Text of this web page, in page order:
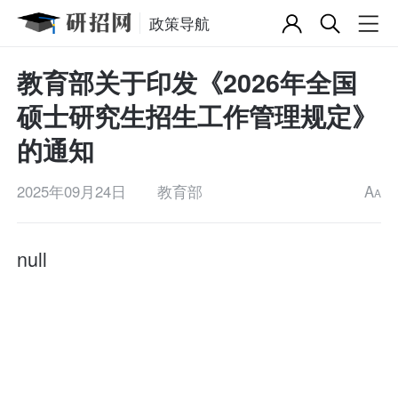
政策导航
教育部关于印发《2026年全国
硕士研究生招生工作管理规定》
的通知
2025年09月24日 教育部 AA
null